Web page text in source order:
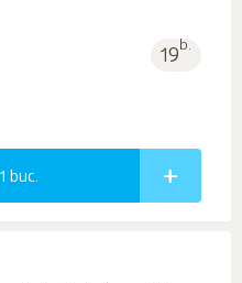
19b.
buc.